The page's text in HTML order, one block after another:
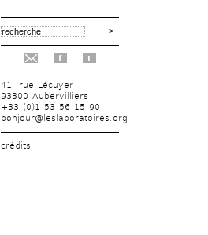
f t
41, rue Lécuyer
93300 Aubervilliers
+33 (0)1 53 56 15 90
bonjour@leslaboratoires.org
crédits